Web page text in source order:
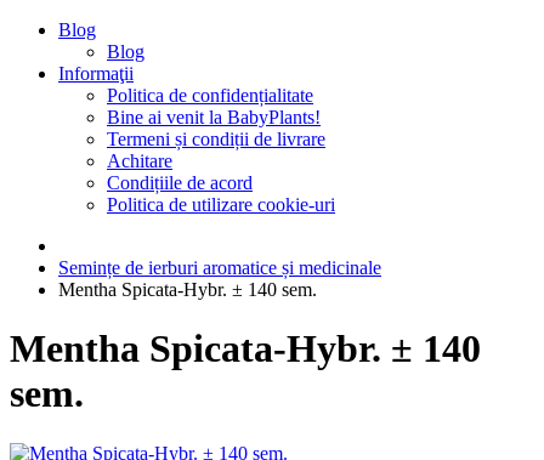
Blog
Blog
Informaţii
Politica de confidențialitate
Bine ai venit la BabyPlants!
Termeni și condiții de livrare
Achitare
Condițiile de acord
Politica de utilizare cookie-uri
Semințe de ierburi aromatice și medicinale
Mentha Spicata-Hybr. ± 140 sem.
Mentha Spicata-Hybr. ± 140
sem.